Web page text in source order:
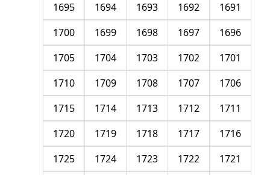
1691
1692
1693
1694
1695
1696
1697
1698
1699
1700
1701
1702
1703
1704
1705
1706
1707
1708
1709
1710
1711
1712
1713
1714
1715
1716
1717
1718
1719
1720
1721
1722
1723
1724
1725